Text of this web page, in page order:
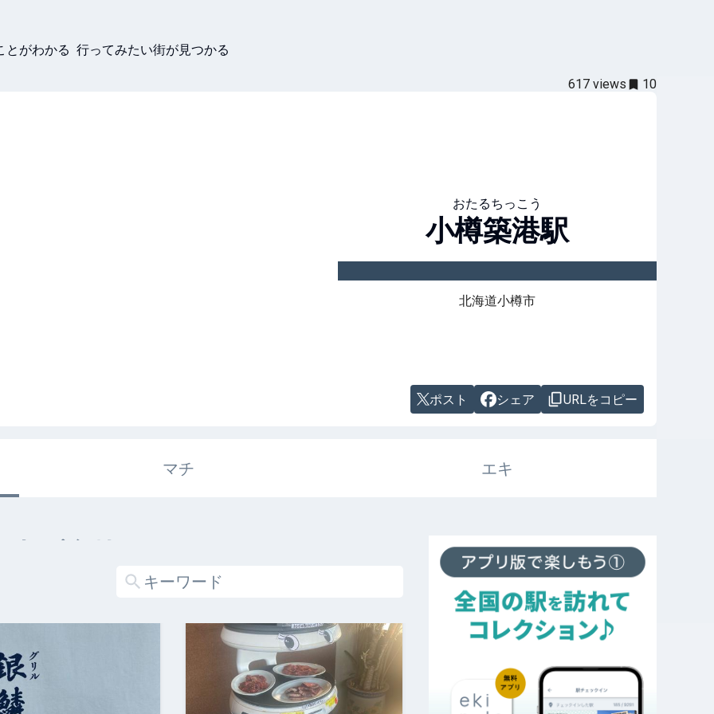
とがわかる 行ってみたい街が見つかる
617 views 10
おたるちっこう
小樽築港駅
北海道小樽市
ポスト シェア URLをコピー
マチ エキ
キガタリ